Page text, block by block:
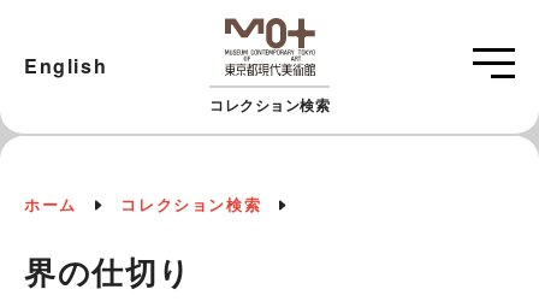
コレクション検索
English
ホーム コレクション検索
界の仕切り